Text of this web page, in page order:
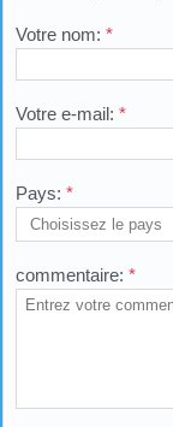
Votre nom: *
Votre e-mail: *
Pays: *
commentaire: *